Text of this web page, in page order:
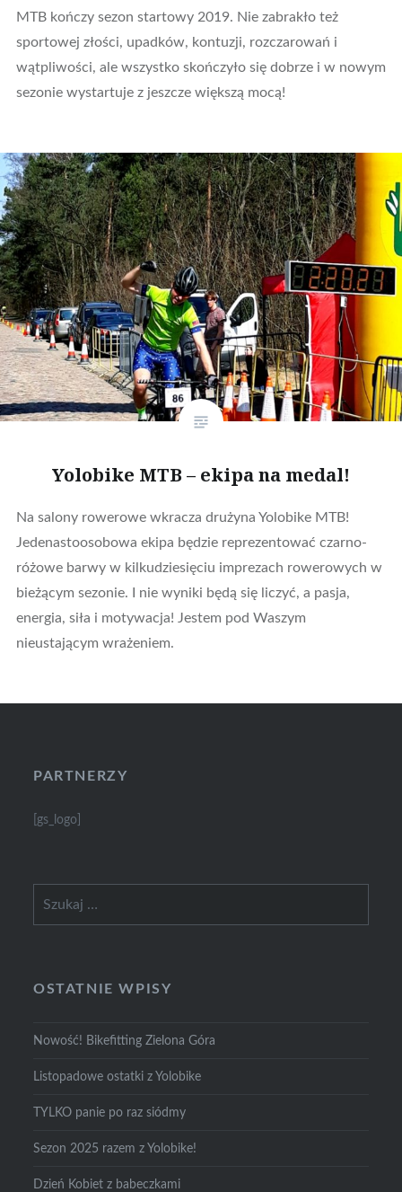
MTB kończy sezon startowy 2019. Nie zabrakło też
sportowej złości, upadków, kontuzji, rozczarowań i
wątpliwości, ale wszystko skończyło się dobrze i w nowym
sezonie wystartuje z jeszcze większą mocą!
Yolobike MTB – ekipa na medal!
Na salony rowerowe wkracza drużyna Yolobike MTB!
Jedenastoosobowa ekipa będzie reprezentować czarno-
różowe barwy w kilkudziesięciu imprezach rowerowych w
bieżącym sezonie. I nie wyniki będą się liczyć, a pasja,
energia, siła i motywacja! Jestem pod Waszym
nieustającym wrażeniem.
PARTNERZY
[gs_logo]
OSTATNIE WPISY
Nowość! Bikefitting Zielona Góra
Listopadowe ostatki z Yolobike
TYLKO panie po raz siódmy
Sezon 2025 razem z Yolobike!
Dzień Kobiet z babeczkami